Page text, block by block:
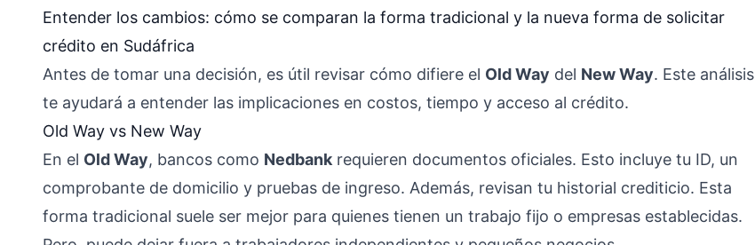
Entender los cambios: cómo se comparan la forma tradicional y la nueva forma de solicitar
crédito en Sudáfrica
Antes de tomar una decisión, es útil revisar cómo difiere el Old Way del New Way. Este análisis
te ayudará a entender las implicaciones en costos, tiempo y acceso al crédito.
Old Way vs New Way
En el Old Way, bancos como Nedbank requieren documentos oficiales. Esto incluye tu ID, un
comprobante de domicilio y pruebas de ingreso. Además, revisan tu historial crediticio. Esta
forma tradicional suele ser mejor para quienes tienen un trabajo fijo o empresas establecidas.